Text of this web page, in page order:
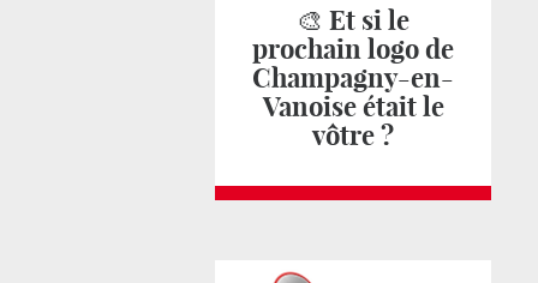
🎨 Et si le
prochain logo de
Champagny-en-
Vanoise était le
vôtre ?